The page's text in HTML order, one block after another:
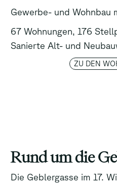
Gewerbe- und Wohnbau
67 Wohnungen, 176
Sanierte Alt- und
ZU DEN
Rund um die
Die Geblergasse im 17.